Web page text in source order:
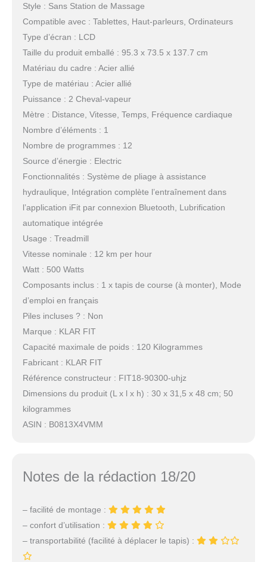
Style : Sans Station de Massage
Compatible avec : Tablettes, Haut-parleurs, Ordinateurs
Type d’écran : LCD
Taille du produit emballé : 95.3 x 73.5 x 137.7 cm
Matériau du cadre : Acier allié
Type de matériau : Acier allié
Puissance : 2 Cheval-vapeur
Mètre : Distance, Vitesse, Temps, Fréquence cardiaque
Nombre d’éléments : 1
Nombre de programmes : 12
Source d’énergie : Electric
Fonctionnalités : Système de pliage à assistance
hydraulique, Intégration complète l’entraînement dans
l’application iFit par connexion Bluetooth, Lubrification
automatique intégrée
Usage : Treadmill
Vitesse nominale : 12 km per hour
Watt : 500 Watts
Composants inclus : 1 x tapis de course (à monter), Mode
d’emploi en français
Piles incluses ? : Non
Marque : KLAR FIT
Capacité maximale de poids : 120 Kilogrammes
Fabricant : KLAR FIT
Référence constructeur : FIT18-90300-uhjz
Dimensions du produit (L x l x h) : 30 x 31,5 x 48 cm; 50
kilogrammes
ASIN : B0813X4VMM
Notes de la rédaction 18/20
– facilité de montage :
– confort d’utilisation :
– transportabilité (facilité à déplacer le tapis) :